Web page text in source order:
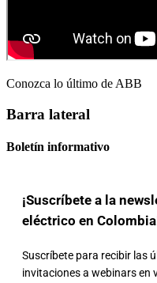
Conozca lo último de ABB
Barra lateral
Boletín informativo
¡Suscríbete a la
eléctrico en
Suscríbete para recibir las
invitaciones a webinars en